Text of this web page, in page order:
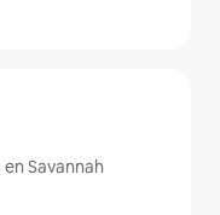
Savannah